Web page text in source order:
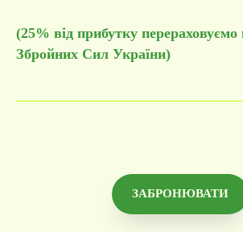
(25% від прибутку
Збройних Сил України)
ЗАБРОНЮВАТИ